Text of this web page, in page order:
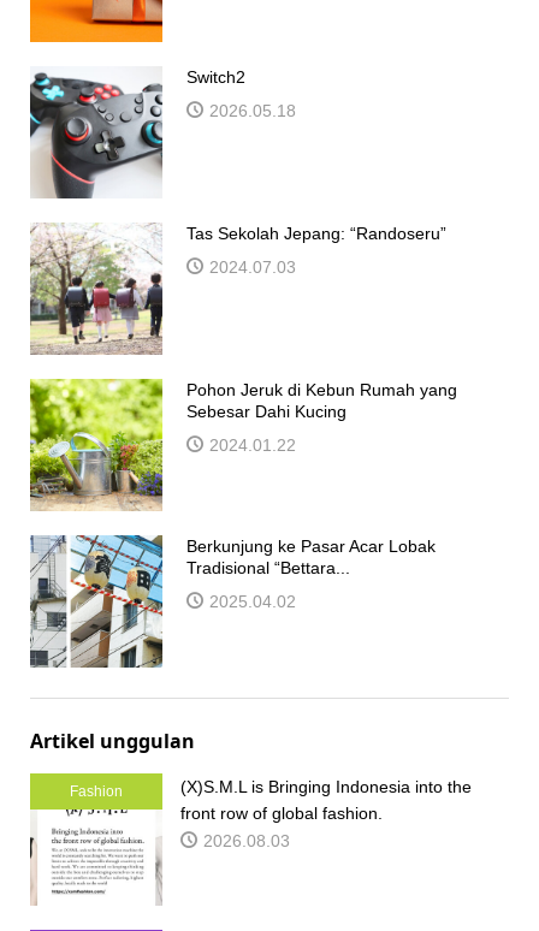
Switch2
2026.05.18
Tas Sekolah Jepang: “Randoseru”
2024.07.03
Pohon Jeruk di Kebun Rumah yang
Sebesar Dahi Kucing
2024.01.22
Berkunjung ke Pasar Acar Lobak
Tradisional “Bettara...
2025.04.02
Artikel unggulan
Fashion
(X)S.M.L is Bringing Indonesia into the
front row of global fashion.
2026.08.03